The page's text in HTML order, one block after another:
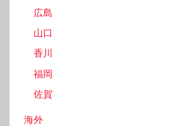
広島
山口
香川
福岡
佐賀
海外